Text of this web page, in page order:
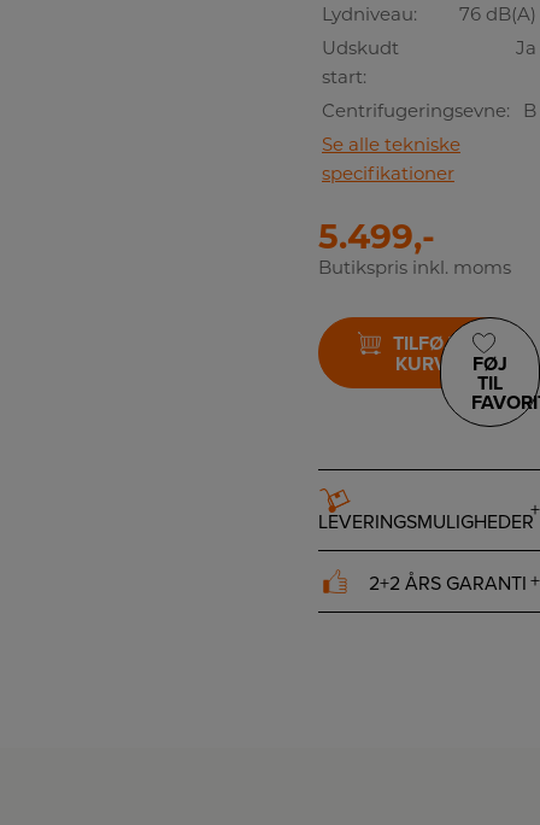
Lydniveau:
76 dB(A)
Udskudt
start:
Ja
Centrifugeringsevne:
B
Se alle tekniske
specifikationer
5.499,-
Butikspris inkl. moms
TILFØJ TIL
KURV
FØJ
TIL
LEVERINGSMULIGHEDER
2+2 ÅRS GARANTI